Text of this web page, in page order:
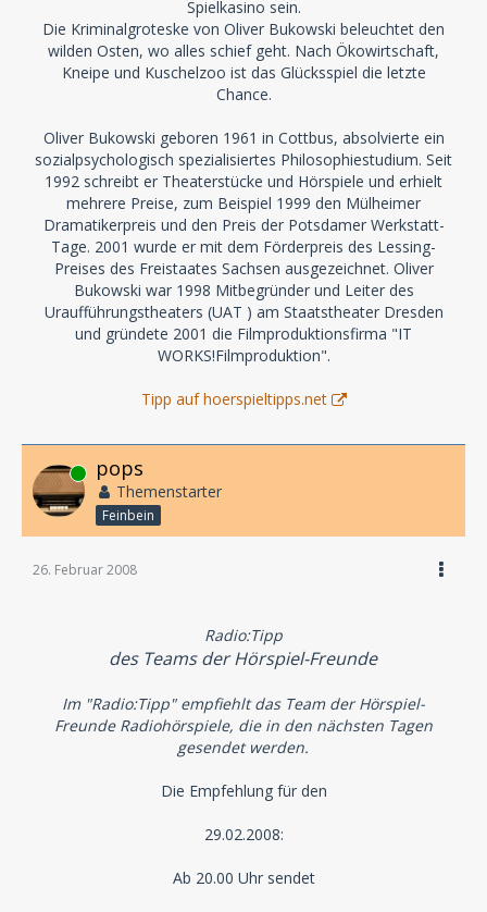
Spielkasino sein.
Die Kriminalgroteske von Oliver Bukowski beleuchtet den
wilden Osten, wo alles schief geht. Nach Ökowirtschaft,
Kneipe und Kuschelzoo ist das Glücksspiel die letzte
Chance.
Oliver Bukowski geboren 1961 in Cottbus, absolvierte ein
sozialpsychologisch spezialisiertes Philosophiestudium. Seit
1992 schreibt er Theaterstücke und Hörspiele und erhielt
mehrere Preise, zum Beispiel 1999 den Mülheimer
Dramatikerpreis und den Preis der Potsdamer Werkstatt-
Tage. 2001 wurde er mit dem Förderpreis des Lessing-
Preises des Freistaates Sachsen ausgezeichnet. Oliver
Bukowski war 1998 Mitbegründer und Leiter des
Uraufführungstheaters (UAT ) am Staatstheater Dresden
und gründete 2001 die Filmproduktionsfirma "IT
WORKS!Filmproduktion".
Tipp auf hoerspieltipps.net
Online pops
Themenstarter
Feinbein
26. Februar 2008
Radio:Tipp
des Teams der Hörspiel-Freunde
Im "Radio:Tipp" empfiehlt das Team der Hörspiel-
Freunde Radiohörspiele, die in den nächsten Tagen
gesendet werden.
Die Empfehlung für den
29.02.2008:
Ab 20.00 Uhr sendet